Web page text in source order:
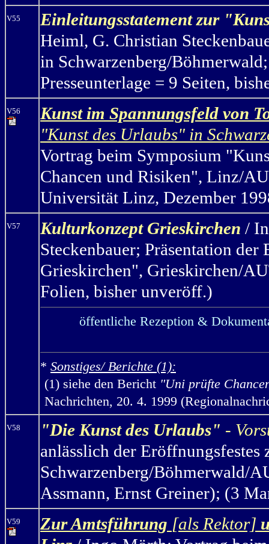
V55
Einleitungsstatement zur
Heiml, G. Christian
in Schwarzenberg/
Presseunterlage = 9 Seiten,
V56
Kunst im Spannungsfeld von
"Kunst des Urlaubs" in
Vortrag beim Symposium
Chancen und Risiken", Linz/
Universität Linz, Dezember
V57 Kulturkonzept Grieskirchen /
Steckenbauer; Präsentation
Grieskirchen", Grieskirchen/
Folien, bisher unveröff.)
öffentliche Rezeption &
* Sonstiges/ Berichte (1):
(1) siehe den Bericht "Uni prüfte
Nachrichten, 20. 4. 1999
V58 "Die Kunst des Urlaubs" -
anlässlich der
Schwarzenberg/Böhmerwald/
Assmann, Ernst Greiner); (3
V59 Zur Amtsführung [als Rektor]